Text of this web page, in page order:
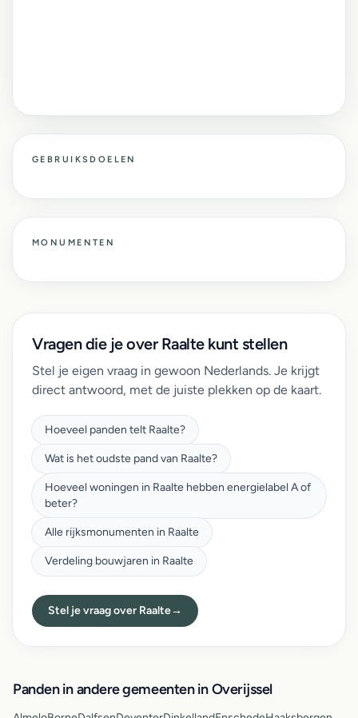
GEBRUIKSDOELEN
MONUMENTEN
Vragen die je over Raalte kunt stellen
Stel je eigen vraag in gewoon Nederlands. Je krijgt
direct antwoord, met de juiste plekken op de kaart.
Hoeveel panden telt Raalte?
Wat is het oudste pand van Raalte?
Hoeveel woningen in Raalte hebben energielabel A of
beter?
Alle rijksmonumenten in Raalte
Verdeling bouwjaren in Raalte
Stel je vraag over Raalte→
Panden in andere gemeenten in Overijssel